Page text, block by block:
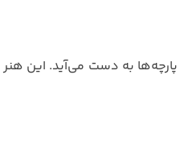
به دست می‌آید. این هنر